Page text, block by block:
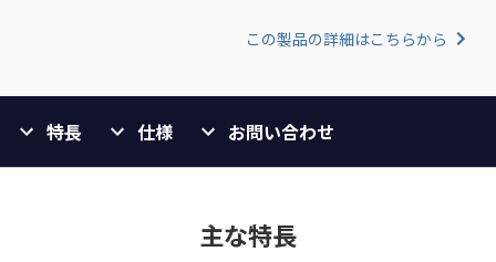
この製品の詳細はこちらから
特長 仕様 お問い合わせ
主な特長